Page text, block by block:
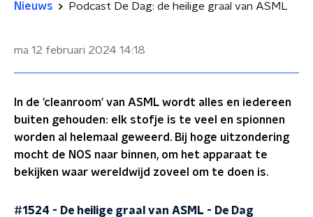
Nieuws Podcast De Dag: de heilige graal van ASML
ma 12 februari 2024 14:18
In de 'cleanroom' van ASML wordt alles en iedereen
buiten gehouden: elk stofje is te veel en spionnen
worden al helemaal geweerd. Bij hoge uitzondering
mocht de NOS naar binnen, om het apparaat te
bekijken waar wereldwijd zoveel om te doen is.
#1524 - De heilige graal van ASML - De Dag